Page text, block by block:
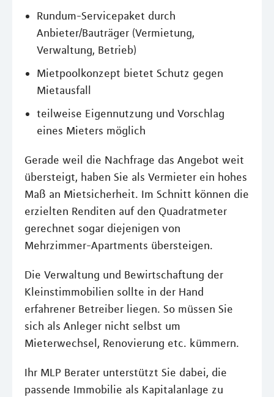
Rundum-Servicepaket durch
Anbieter/Bauträger (Vermietung,
Verwaltung, Betrieb)
Mietpoolkonzept bietet Schutz gegen
Mietausfall
teilweise Eigennutzung und Vorschlag
eines Mieters möglich
Gerade weil die Nachfrage das Angebot weit
übersteigt, haben Sie als Vermieter ein hohes
Maß an Mietsicherheit. Im Schnitt können die
erzielten Renditen auf den Quadratmeter
gerechnet sogar diejenigen von
Mehrzimmer-Apartments übersteigen.
Die Verwaltung und Bewirtschaftung der
Kleinstimmobilien sollte in der Hand
erfahrener Betreiber liegen. So müssen Sie
sich als Anleger nicht selbst um
Mieterwechsel, Renovierung etc. kümmern.
Ihr MLP Berater unterstützt Sie dabei, die
passende Immobilie als Kapitalanlage zu